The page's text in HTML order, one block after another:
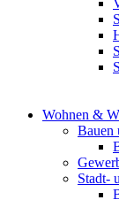
Wohnen &
Bauen
Stadt-